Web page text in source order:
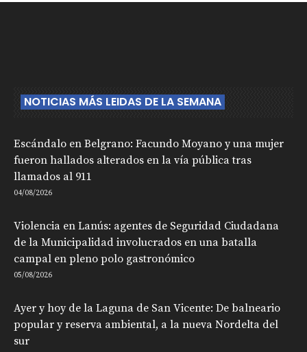
NOTICIAS MÁS LEIDAS DE LA SEMANA
Escándalo en Belgrano: Facundo Moyano y una mujer
fueron hallados alterados en la vía pública tras
llamados al 911
04/08/2026
Violencia en Lanús: agentes de Seguridad Ciudadana
de la Municipalidad involucrados en una batalla
campal en pleno polo gastronómico
05/08/2026
Ayer y hoy de la Laguna de San Vicente: De balneario
popular y reserva ambiental, a la nueva Nordelta del
sur